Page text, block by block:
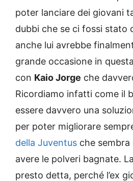
poter lanciare dei giovani
dubbi che se ci fossi stato
anche lui avrebbe
grande occasione in
con Kaio Jorge che
Ricordiamo infatti come il
essere davvero una
per poter migliorare
della Juventus che
avere le polveri bagnate.
presto detta, perché l’ex